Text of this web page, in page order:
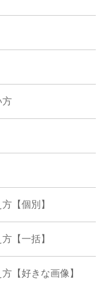
方
【個別】
【一括】
【好きな画像】